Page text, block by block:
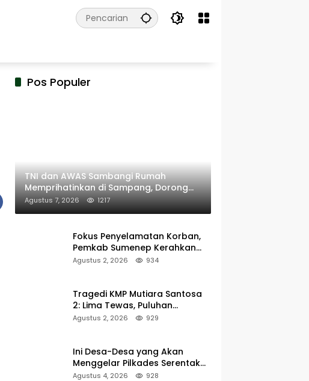
Pos Populer
TNI dan AWAS Sambangi Rumah
Memprihatinkan di Sampang, Dorong
Pemerintah Beri Bantuan RTLH
Agustus 7, 2026 1217
Fokus Penyelamatan Korban,
Pemkab Sumenep Kerahkan
Tim Medis dan Ambulans ke
Agustus 2, 2026 934
Tragedi KMP Mutiara Santosa
2: Lima Tewas, Puluhan
Penumpang Masih Dalam
Agustus 2, 2026 929
Ini Desa-Desa yang Akan
Menggelar Pilkades Serentak
2027 di Kabupaten Sumenep
Agustus 4, 2026 928